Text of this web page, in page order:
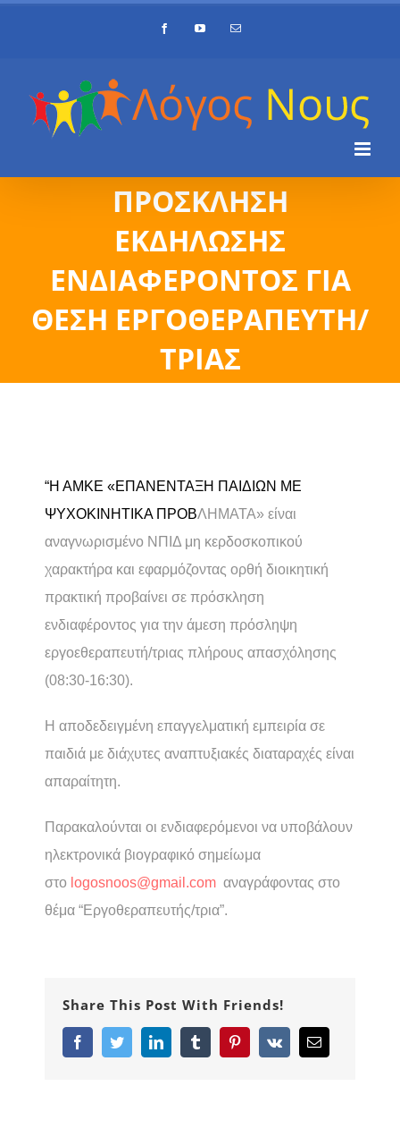
FacebookYouTubeEmail
ΠΡΟΣΚΛΗΣΗ
ΕΚΔΗΛΩΣΗΣ
ΕΝΔΙΑΦΕΡΟΝΤΟΣ ΓΙΑ
ΘΕΣΗ ΕΡΓΟΘΕΡΑΠΕΥΤΗ/
ΤΡΙΑΣ
“Η ΑΜΚΕ «ΕΠΑΝΕΝΤΑΞΗ ΠΑΙΔΙΩΝ ΜΕ
ΨΥΧΟΚΙΝΗΤΙΚΑ ΠΡΟΒΛΗΜΑΤΑ» είναι
αναγνωρισμένο ΝΠΙΔ μη κερδοσκοπικού
χαρακτήρα και εφαρμόζοντας ορθή διοικητική
πρακτική προβαίνει σε πρόσκληση
ενδιαφέροντος για την άμεση πρόσληψη
εργοεθεραπευτή/τριας πλήρους απασχόλησης
(08:30-16:30).
Η αποδεδειγμένη επαγγελματική εμπειρία σε
παιδιά με διάχυτες αναπτυξιακές διαταραχές είναι
απαραίτητη.
Παρακαλούνται οι ενδιαφερόμενοι να υποβάλουν
ηλεκτρονικά βιογραφικό σημείωμα
στο logosnoos@gmail.com αναγράφοντας στο
θέμα “Εργοθεραπευτής/τρια”.
Share This Post With Friends!
FacebookTwitterLinkedInTumblr PinterestVk Email